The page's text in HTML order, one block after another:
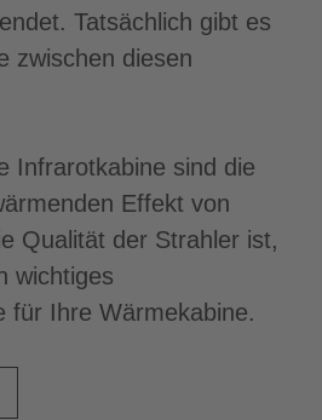
Tatsächlich gibt es
zwischen diesen
Infrarotkabine sind die
Effekt von
Qualität der Strahler ist,
wichtiges
für Ihre Wärmekabine.